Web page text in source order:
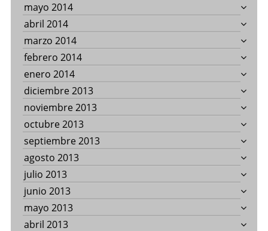
mayo 2014
abril 2014
marzo 2014
febrero 2014
enero 2014
diciembre 2013
noviembre 2013
octubre 2013
septiembre 2013
agosto 2013
julio 2013
junio 2013
mayo 2013
abril 2013